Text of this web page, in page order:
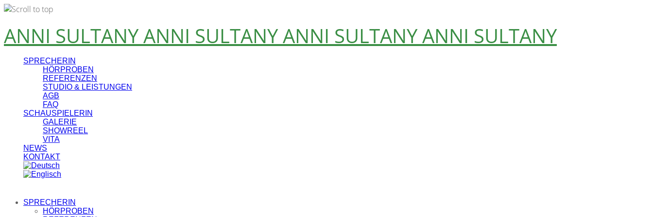
Skip
to
content
ANNI SULTANYANNI SULTANYANNI SULTANYANNI SULTANY
SPRECHERIN
HÖRPROBEN
REFERENZEN
STUDIO & LEISTUNGEN
AGB
FAQ
SCHAUSPIELERIN
GALERIE
SHOWREEL
VITA
NEWS
KONTAKT
SPRECHERIN
HÖRPROBEN